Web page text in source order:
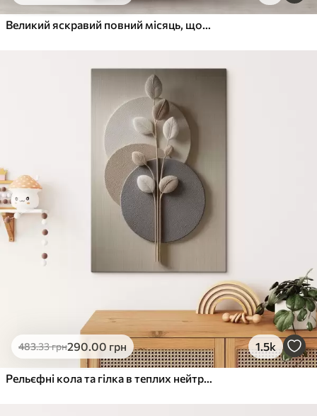
Великий яскравий повний місяць, що сходить над спокійним світловідбиваючим океаном на заході сонця
483.33грн290.00 грн 1.5k
Рельєфні кола та гілка в теплих нейтральних тонах